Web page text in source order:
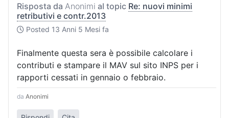
Risposta da Anonimi al topic Re: nuovi minimi
retributivi e contr.2013
Posted 13 Anni 5 Mesi fa
Finalmente questa sera è possibile calcolare i
contributi e stampare il MAV sul sito INPS per i
rapporti cessati in gennaio o febbraio.
da Anonimi